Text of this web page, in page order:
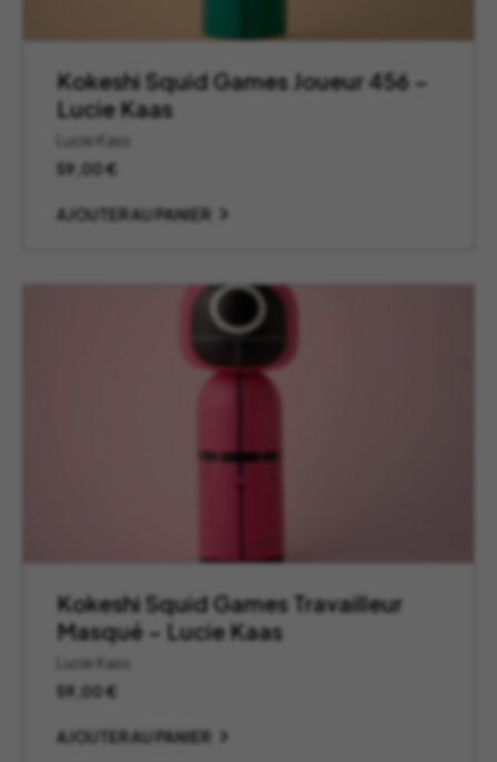
Kokeshi Squid Games Joueur 456 –
Lucie Kaas
Lucie Kass
59,00€
AJOUTER AU PANIER
Kokeshi Squid Games Travailleur
Masqué – Lucie Kaas
Lucie Kass
59,00€
AJOUTER AU PANIER